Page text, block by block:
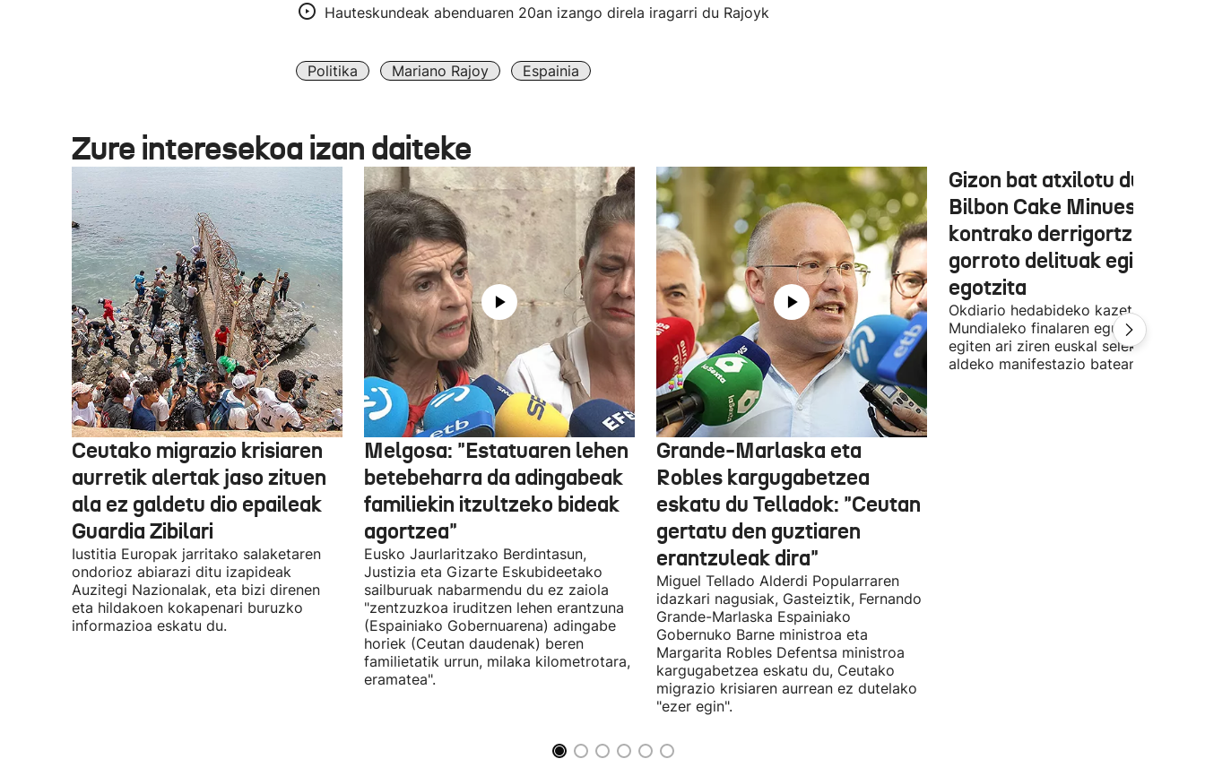
Hauteskundeak abenduaren 20an izango direla iragarri du Rajoyk
Politika Mariano Rajoy Espainia
Zure interesekoa izan daiteke
Ceutako migrazio krisiaren
aurretik alertak jaso zituen
ala ez galdetu dio epaileak
Guardia Zibilari
Iustitia Europak jarritako salaketaren
ondorioz abiarazi ditu izapideak
Auzitegi Nazionalak, eta bizi direnen
eta hildakoen kokapenari buruzko
informazioa eskatu du.
Melgosa: "Estatuaren lehen
betebeharra da adingabeak
familiekin itzultzeko bideak
agortzea"
Eusko Jaurlaritzako Berdintasun,
Justizia eta Gizarte Eskubideetako
sailburuak nabarmendu du ez zaiola
"zentzuzkoa iruditzen lehen erantzuna
(Espainiako Gobernuarena) adingabe
horiek (Ceutan daudenak) beren
familietatik urrun, milaka kilometrotara,
eramatea".
Grande-Marlaska eta
Robles kargugabetzea
eskatu du Telladok: "Ceutan
gertatu den guztiaren
erantzuleak dira"
Miguel Tellado Alderdi Popularraren
idazkari nagusiak, Gasteiztik, Fernando
Grande-Marlaska Espainiako
Gobernuko Barne ministroa eta
Margarita Robles Defentsa ministroa
kargugabetzea eskatu du, Ceutako
migrazio krisiaren aurrean ez dutelako
"ezer egin".
Gizon bat atxilotu dute,
Bilbon Cake Minuesaren
kontrako derrigortze eta
gorroto delituak egitea
egotzita
Okdiario hedabideko kazetaria
Mundialeko finalaren egunean Bilbon
egiten ari ziren euskal selekzioaren
aldeko manifestazio batean zegoen.